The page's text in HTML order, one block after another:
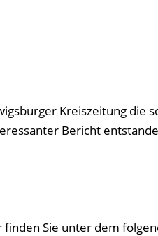
Kreiszeitung die
Bericht
Sie unter dem